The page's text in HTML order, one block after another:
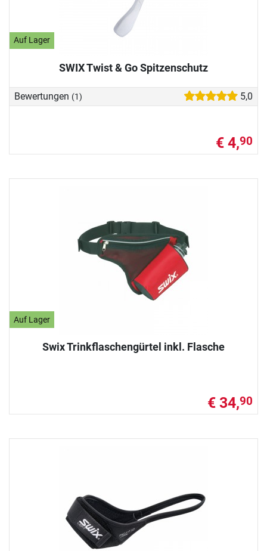
Auf Lager
SWIX Twist & Go Spitzenschutz
Bewertungen (1) 5,0
€ 4,90
Auf Lager
Swix Trinkflaschengürtel inkl. Flasche
€ 34,90